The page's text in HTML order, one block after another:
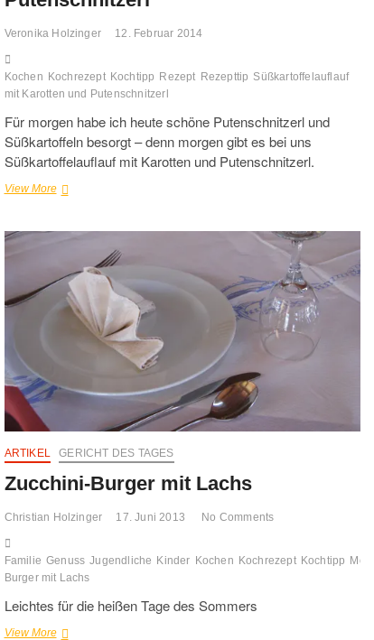
Veronika Holzinger 12. Februar 2014
Kochen Kochrezept Kochtipp Rezept Rezepttip Süßkartoffelauflauf
mit Karotten und Putenschnitzerl
Für morgen habe ich heute schöne Putenschnitzerl und
Süßkartoffeln besorgt – denn morgen gibt es bei uns
Süßkartoffelauflauf mit Karotten und Putenschnitzerl.
View MoreSüßkartoffelauflauf
und
Putenschnitzerl
Senf-
ARTIKEL GERICHT DES TAGES
Zucchini-Burger mit Lachs
Christian Holzinger 17. Juni 2013 No Comments
Familie Genuss Jugendliche Kinder Kochen Kochrezept Kochtipp Mode
Burger mit Lachs
Leichtes für die heißen Tage des Sommers
View MoreZucchini-